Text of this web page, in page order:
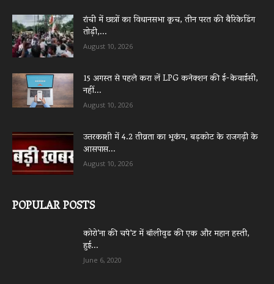
रांची में छात्रों का विधानसभा कूच, तीन परत की बैरिकेडिंग
तोड़ी,...
August 10, 2026
15 अगस्त से पहले करा लें LPG कनेक्शन की ई-केवाईसी,
नहीं...
August 10, 2026
उत्तरकाशी में 4.2 तीव्रता का भूकंप, बड़कोट के राजगढ़ी के
आसपास...
August 10, 2026
POPULAR POSTS
कोरो’ना की चपे’ट में बॉलीवुड की एक और महान हस्ती,
हुई...
June 6, 2020